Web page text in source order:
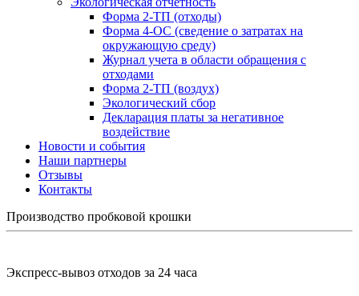
Форма 2-ТП (отходы)
Форма 4-ОС (сведение о затратах на
окружающую среду)
Журнал учета в области обращения с
отходами
Форма 2-ТП (воздух)
Экологический сбор
Декларация платы за негативное
воздействие
Новости и события
Наши партнеры
Отзывы
Контакты
Производство пробковой крошки
Экспресс-вывоз отходов за 24 часа